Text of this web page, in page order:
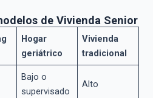
de Vivienda Senior
Hogar
geriátrico
Vivienda
tradicional
Bajo o
supervisado
Alto